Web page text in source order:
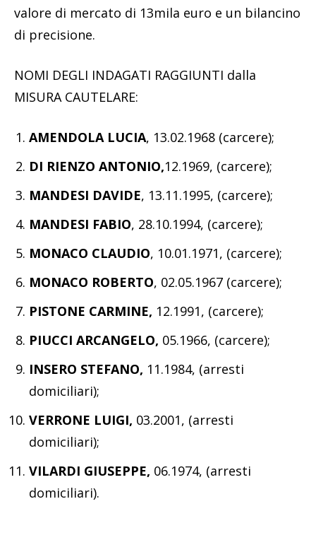
valore di mercato di 13mila euro e un bilancino
di precisione.
NOMI DEGLI INDAGATI RAGGIUNTI dalla
MISURA CAUTELARE:
AMENDOLA LUCIA, 13.02.1968 (carcere);
DI RIENZO ANTONIO,12.1969, (carcere);
MANDESI DAVIDE, 13.11.1995, (carcere);
MANDESI FABIO, 28.10.1994, (carcere);
MONACO CLAUDIO, 10.01.1971, (carcere);
MONACO ROBERTO, 02.05.1967 (carcere);
PISTONE CARMINE, 12.1991, (carcere);
PIUCCI ARCANGELO, 05.1966, (carcere);
INSERO STEFANO, 11.1984, (arresti
domiciliari);
VERRONE LUIGI, 03.2001, (arresti
domiciliari);
VILARDI GIUSEPPE, 06.1974, (arresti
domiciliari).